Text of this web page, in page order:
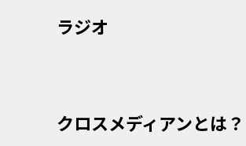
ラジオ
クロスメディアンとは？